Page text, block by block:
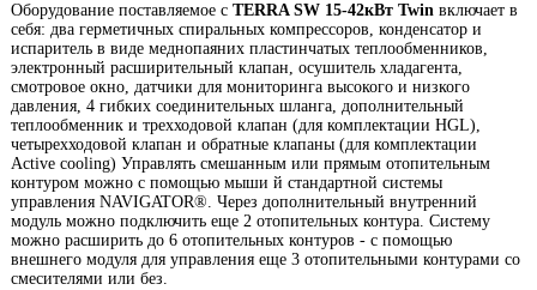
Оборудование поставляемое с TERRA SW 15-42кВт Twin включает в
себя: два герметичных спиральных компрессоров, конденсатор и
испаритель в виде меднопаяних пластинчатых теплообменников,
электронный расширительный клапан, осушитель хладагента,
смотровое окно, датчики для мониторинга высокого и низкого
давления, 4 гибких соединительных шланга, дополнительный
теплообменник и трехходовой клапан (для комплектации HGL),
четырехходовой клапан и обратные клапаны (для комплектации
Active cooling) Управлять смешанным или прямым отопительным
контуром можно с помощью мыши й стандартной системы
управления NAVIGATOR®. Через дополнительный внутренний
модуль можно подключить еще 2 отопительных контура. Систему
можно расширить до 6 отопительных контуров - с помощью
внешнего модуля для управления еще 3 отопительными контурами со
смесителями или без.